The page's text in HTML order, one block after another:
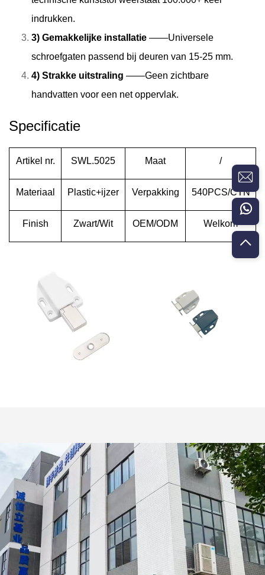
indrukken.
3) Gemakkelijke installatie ——Universele
schroefgaten passend bij deuren van 15-25 mm.
4) Strakke uitstraling ——Geen zichtbare
handvatten voor een net oppervlak.
Specificatie
Artikel nr. SWL.5025 Maat /
Materiaal Plastic+ijzer Verpakking 540PCS/CTN
Finish Zwart/Wit OEM/ODM Welkom